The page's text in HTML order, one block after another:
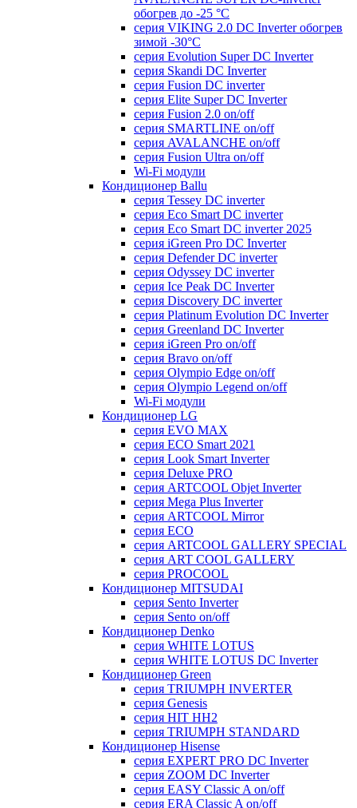
обогрев до -25 °С
серия VIKING 2.0 DC Inverter обогрев
зимой -30°С
серия Evolution Super DC Inverter
серия Skandi DC Inverter
серия Fusion DC inverter
серия Elite Super DC Inverter
серия Fusion 2.0 on/off
серия SMARTLINE on/off
серия AVALANCHE on/off
серия Fusion Ultra on/off
Wi-Fi модули
Кондиционер Ballu
серия Tessey DC inverter
серия Eco Smart DC inverter
серия Eco Smart DC inverter 2025
серия iGreen Pro DC Inverter
серия Defender DC inverter
серия Odyssey DC inverter
серия Ice Peak DС Inverter
cерия Discovery DC inverter
серия Platinum Evolution DC Inverter
серия Greenland DC Inverter
серия iGreen Pro on/off
серия Bravo on/off
серия Olympio Edge on/off
серия Olympio Legend on/off
Wi-Fi модули
Кондиционер LG
серия EVO MAX
серия ECO Smart 2021
серия Look Smart Inverter
серия Deluxe PRO
серия ARTCOOL Objet Inverter
серия Mega Plus Inverter
серия ARTCOOL Mirror
серия ECO
серия ARTCOOL GALLERY SPECIAL
серия ART COOL GALLERY
серия PROCOOL
Кондиционер MITSUDAI
серия Sento Inverter
серия Sento on/off
Кондиционер Denko
серия WHITE LOTUS
серия WHITE LOTUS DC Inverter
Кондиционер Green
серия TRIUMPH INVERTER
серия Genesis
серия HIT HH2
серия TRIUMPH STANDARD
Кондиционер Hisense
серия EXPERT PRO DC Inverter
серия ZOOM DC Inverter
серия EASY Classic A on/off
серия ERA Classic A on/off